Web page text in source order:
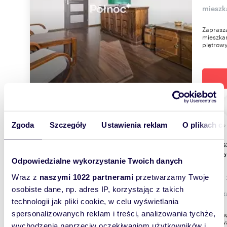
Zgoda Szczegóły Ustawienia reklam O plikach
Odpowiedzialne wykorzystanie Twoich danych
Wraz z naszymi 1022 partnerami przetwarzamy Twoje
osobiste dane, np. adres IP, korzystając z takich
technologii jak pliki cookie, w celu wyświetlania
spersonalizowanych reklam i treści, analizowania tychże,
39 2
1 650